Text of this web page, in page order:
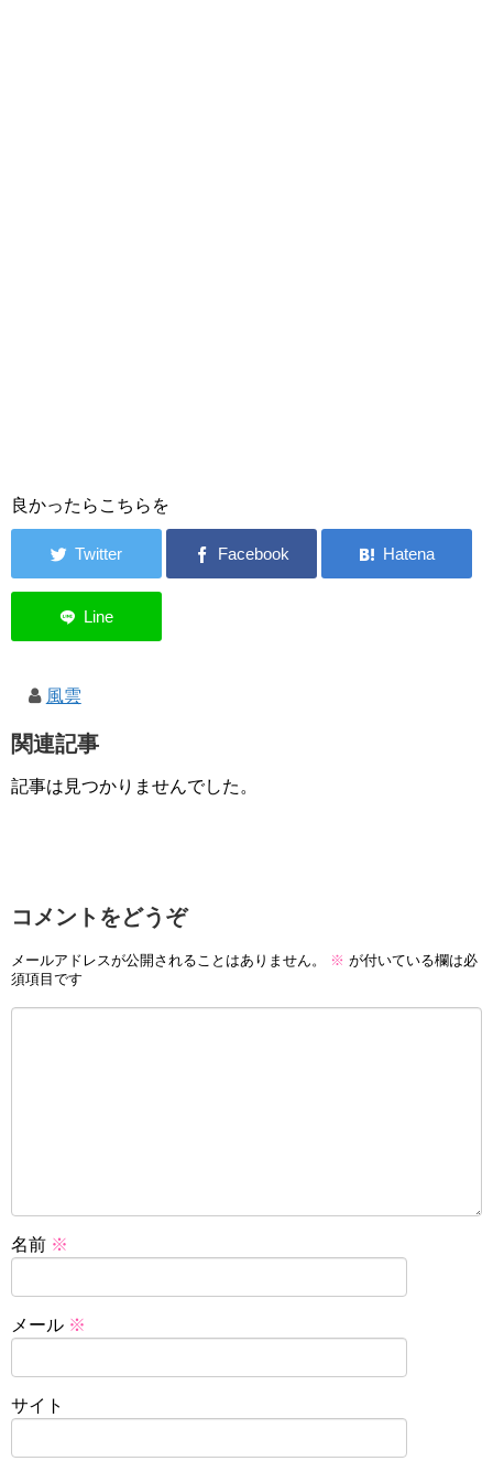
良かったらこちらを
風雲
関連記事
記事は見つかりませんでした。
コメントをどうぞ
メールアドレスが公開されることはありません。 ※ が付いている欄は必
須項目です
名前 ※
メール ※
サイト